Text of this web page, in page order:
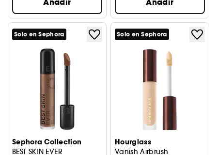
Solo en Sephora
Sephora Collection
BEST SKIN EVER
Solo en Sephora
Hourglass
Vanish Airbrush